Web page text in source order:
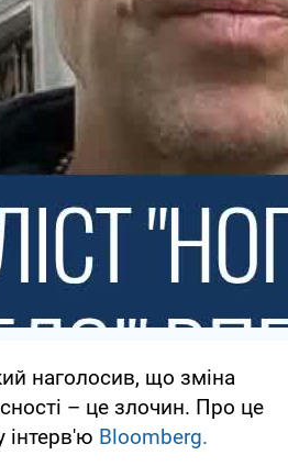
наголосив, що зміна
– це злочин. Про це
інтерв'ю Bloomberg.